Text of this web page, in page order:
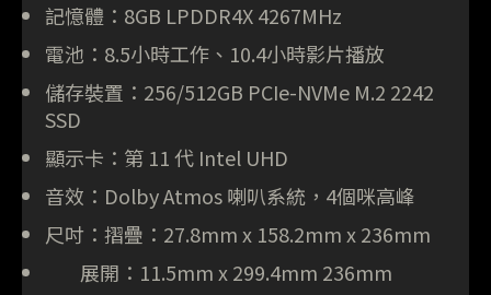
記憶體：8GB LPDDR4X 4267MHz
電池：8.5小時工作、10.4小時影片播放
儲存裝置：256/512GB PCIe-NVMe M.2 2242
SSD
顯示卡：第 11 代 Intel UHD
音效：Dolby Atmos 喇叭系統，4個咪高峰
尺吋：摺疊：27.8mm x 158.2mm x 236mm
展開：11.5mm x 299.4mm 236mm